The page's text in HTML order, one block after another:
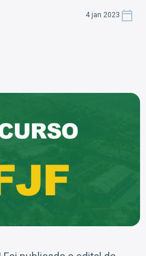
4 jan 2023